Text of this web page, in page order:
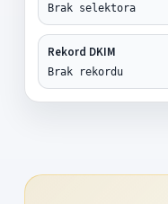
Brak selektora
Rekord DKIM
Brak rekordu